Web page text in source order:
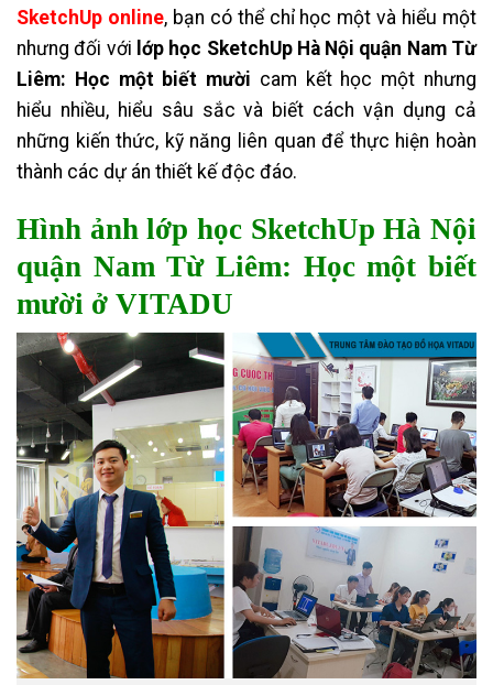
SketchUp online, bạn có thể chỉ học một và hiểu một
nhưng đối với lớp học SketchUp Hà Nội quận Nam Từ
Liêm: Học một biết mười cam kết học một nhưng
hiểu nhiều, hiểu sâu sắc và biết cách vận dụng cả
những kiến thức, kỹ năng liên quan để thực hiện hoàn
thành các dự án thiết kế độc đáo.
Hình ảnh lớp học SketchUp Hà Nội
quận Nam Từ Liêm: Học một biết
mười ở VITADU